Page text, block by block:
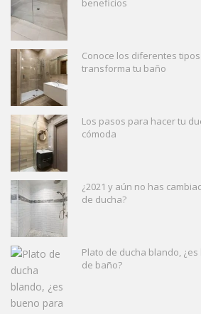
beneficios
Conoce los diferentes
transforma tu baño
Los pasos para hacer tu
cómoda
¿2021 y aún no has
de ducha?
Plato de ducha blando,
de baño?